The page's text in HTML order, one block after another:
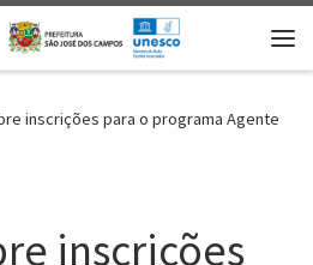
inscrições para o programa Agente
inscrições